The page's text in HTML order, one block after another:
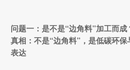
问题一：是不是“边角料”加工而成
真相：不是“边角料”，是低碳环
表达